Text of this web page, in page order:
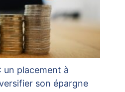
un placement à
son épargne